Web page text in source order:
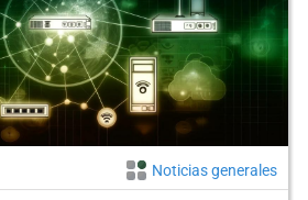
Noticias generales